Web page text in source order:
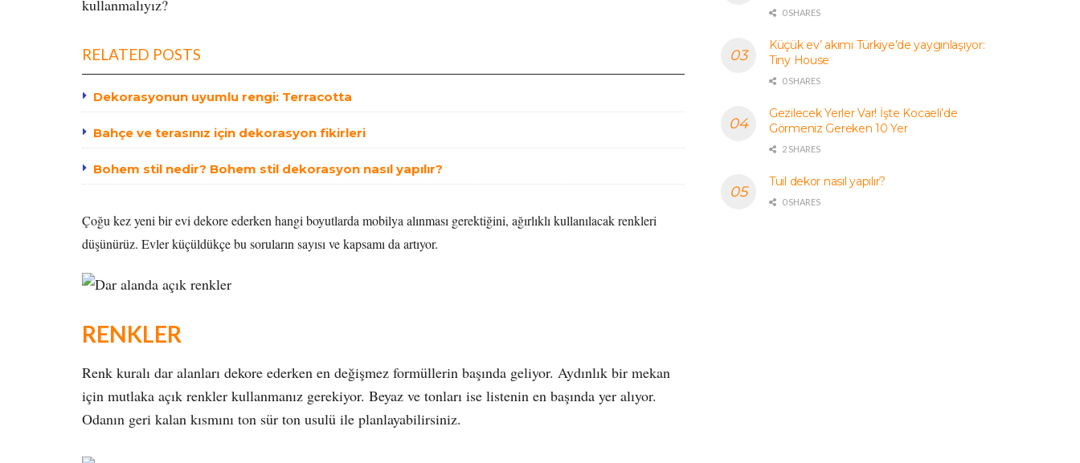
kullanmalıyız?
RELATED POSTS
Dekorasyonun uyumlu rengi: Terracotta
Bahçe ve terasınız için dekorasyon fikirleri
Bohem stil nedir? Bohem stil dekorasyon nasıl yapılır?
Çoğu kez yeni bir evi dekore ederken hangi boyutlarda mobilya alınması gerektiğini, ağırlıklı kullanılacak renkleri
düşünürüz. Evler küçüldükçe bu soruların sayısı ve kapsamı da artıyor.
RENKLER
Renk kuralı dar alanları dekore ederken en değişmez formüllerin başında geliyor. Aydınlık bir mekan
için mutlaka açık renkler kullanmanız gerekiyor. Beyaz ve tonları ise listenin en başında yer alıyor.
Odanın geri kalan kısmını ton sür ton usulü ile planlayabilirsiniz.
0 SHARES
Küçük ev’ akımı Türkiye’de yaygınlaşıyor:
Tiny House
0 SHARES
Gezilecek Yerler Var! İşte Kocaeli’de
Görmeniz Gereken 10 Yer
2 SHARES
Tuil dekor nasıl yapılır?
0 SHARES